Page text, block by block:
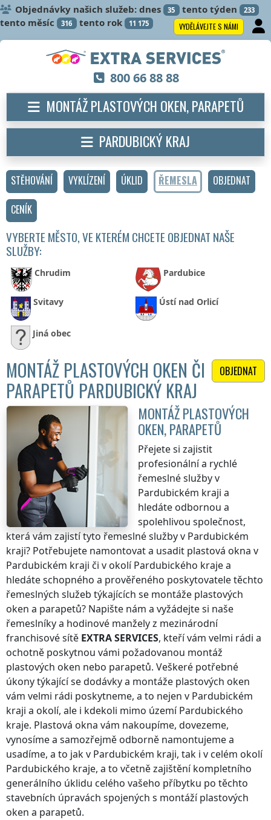
Objednávky našich služeb: dnes 35 tento týden 233
tento měsíc 316 tento rok 11 175 VYDĚLÁVEJTE S NÁMI
STĚHOVÁNÍ VYKLÍZENÍ ÚKLID ŘEMESLA
OBJEDNAT
CENÍK
VYBERTE MĚSTO, VE KTERÉM CHCETE OBJEDNAT NAŠE
SLUŽBY:
Chrudim Pardubice
Svitavy Ústí nad Orlicí
Jiná obec
OBJEDNAT
MONTÁŽ PLASTOVÝCH OKEN ČI
PARAPETŮ PARDUBICKÝ KRAJ
MONTÁŽ PLASTOVÝCH
OKEN, PARAPETŮ
Přejete si zajistit
profesionální a rychlé
řemeslné službyv
Pardubickém kraji a
hledáte odbornou a
spolehlivou společnost,
která vám zajistí tyto řemeslné službyv Pardubickém
kraji? Potřebujete namontovat a usadit plastová okna v
Pardubickém kraji či v okolíPardubického krajea
hledáte schopného a prověřeného poskytovatele těchto
řemeslných služeb týkajících se montáže plastových
oken a parapetů? Napište nám a vyžádejte si naše
řemeslníky a hodinové manžely z mezinárodní
franchisové sítě EXTRA SERVICES, kteří vám velmi rádi a
ochotně poskytnou vámi požadovanou montáž
plastových oken nebo parapetů. Veškeré potřebné
úkony týkající se dodávky a montáže plastových oken
vám velmi rádi poskytneme, a to nejen v Pardubickém
kraji a okolí, ale i kdekoli mimo území Pardubického
kraje. Plastová okna vám nakoupíme, dovezeme,
vynosíme a samozřejmě odborně namontujeme a
usadíme, a to jakv Pardubickém kraji, tak i v celém okolí
Pardubického kraje, a to včetně zajištění kompletního
generálního úklidu celého vašeho příbytku po těchto
stavebních úpravách spojených s montáží plastových
oken a parapetů.
800 66 88 88
MONTÁŽ PLASTOVÝCH OKEN, PARAPETŮ
PARDUBICKÝ KRAJ